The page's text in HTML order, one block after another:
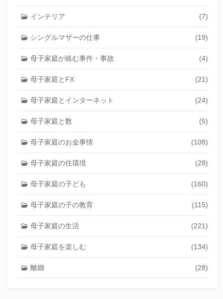
インテリア (7)
シングルマザーの仕事 (19)
母子家庭が絡む事件・事故 (4)
母子家庭とFX (21)
母子家庭とインターネット (24)
母子家庭と数 (5)
母子家庭のお金事情 (108)
母子家庭の住環境 (28)
母子家庭の子ども (160)
母子家庭の子の教育 (115)
母子家庭の生活 (221)
母子家庭を楽しむ (134)
離婚 (28)